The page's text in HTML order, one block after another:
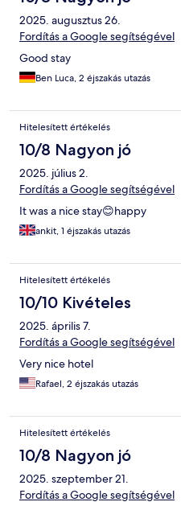
2025. augusztus 26.
Fordítás a Google segítségével
Good stay
Ben Luca, 2 éjszakás utazás
Hitelesített értékelés
10/8 Nagyon jó
2025. július 2.
Fordítás a Google segítségével
It was a nice stay😊happy
ankit, 1 éjszakás utazás
Hitelesített értékelés
10/10 Kivételes
2025. április 7.
Fordítás a Google segítségével
Very nice hotel
Rafael, 2 éjszakás utazás
Hitelesített értékelés
10/8 Nagyon jó
2025. szeptember 21.
Fordítás a Google segítségével